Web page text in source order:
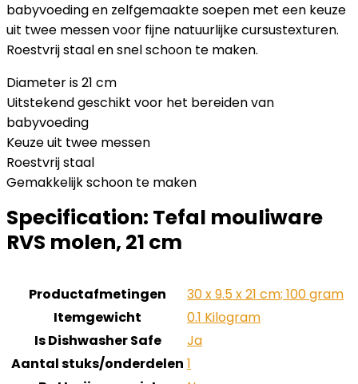
babyvoeding en zelfgemaakte soepen met een keuze
uit twee messen voor fijne natuurlijke cursustexturen.
Roestvrij staal en snel schoon te maken.
Diameter is 21 cm
Uitstekend geschikt voor het bereiden van
babyvoeding
Keuze uit twee messen
Roestvrij staal
Gemakkelijk schoon te maken
Specification: Tefal mouliware
RVS molen, 21 cm
Productafmetingen
‎30 x 9.5 x 21 cm; 100 gram
Itemgewicht
‎0.1 Kilogram
Is Dishwasher Safe
‎Ja
Aantal stuks/onderdelen ‎1